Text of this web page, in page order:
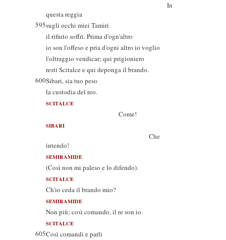
In
questa reggia
595sugli occhi miei Tamiri
il rifiuto soffrì. Prima d'ogn'altro
io son l'offeso e pria d'ogni altro io voglio
l'oltraggio vendicar; qui prigioniero
resti Scitalce e qui deponga il brando.
600Sibari, sia tuo peso
la custodia del reo.
SCITALCE
Come!
SIBARI
Che
intendo!
SEMIRAMIDE
(Così non mi paleso e lo difendo).
SCITALCE
Ch'io ceda il brando mio?
SEMIRAMIDE
Non più; così comando, il re son io.
SCITALCE
605Così comandi e parli